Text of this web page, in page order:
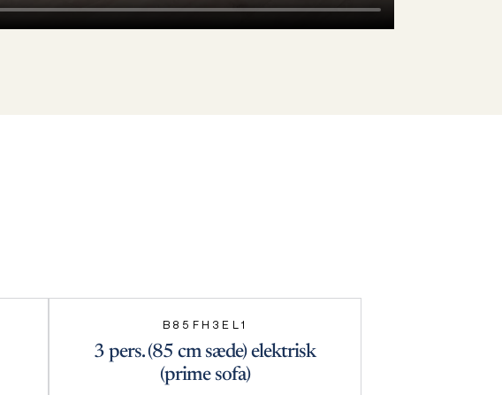
B85FH3EL1
3 pers. (85 cm sæde) elektrisk
(prime sofa)